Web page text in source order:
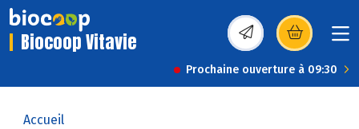
Biocoop Vitavie (s’ouvre dans une
Prochaine ouverture à 09:30
Accueil